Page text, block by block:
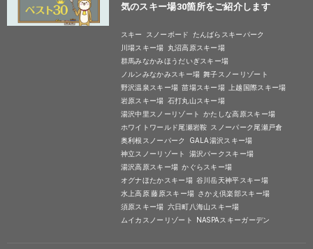
気のスキー場30箇所をご紹介します
スキー スノーボード
たんばらスキーパーク
川場スキー場
丸沼高原スキー場
群馬みなかみほうだいぎスキー場
ノルンみなかみスキー場 舞子スノーリゾート
野沢温泉スキー場 苗場スキー場
上越国際スキー場
岩原スキー場 石打丸山スキー場
湯沢中里スノーリゾート
かたしな高原スキー場
ホワイトワールド尾瀬岩鞍 スノーパーク尾瀬戸倉
奥利根スノーパーク
GALA湯沢スキー場
神立スノーリゾート
湯沢パークスキー場
湯沢高原スキー場 かぐらスキー場
オグナほたかスキー場 谷川岳天神平スキー場
水上高原 藤原スキー場 さかえ倶楽部スキー場
須原スキー場 六日町八海山スキー場
ムイカスノーリゾート
NASPAスキーガーデン